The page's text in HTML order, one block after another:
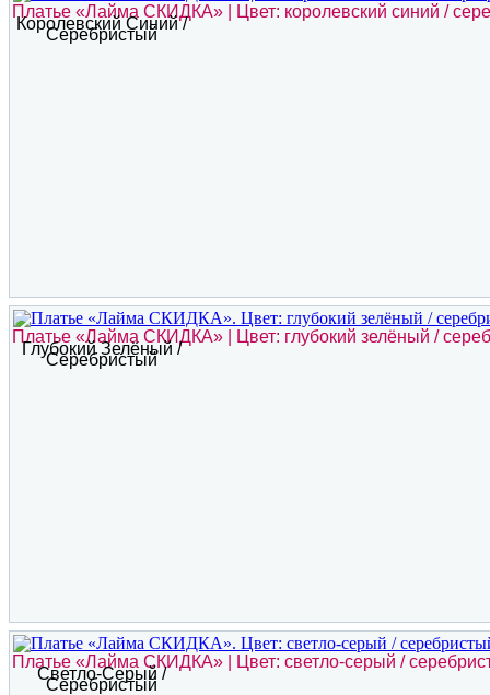
Платье «Лайма СКИДКА» | Цвет: королевский синий /
Королевский Синий /
Серебристый
Платье «Лайма СКИДКА» | Цвет: глубокий зелёный /
Глубокий Зелёный /
Серебристый
Платье «Лайма СКИДКА» | Цвет: светло-серый /
Светло-Серый /
Серебристый